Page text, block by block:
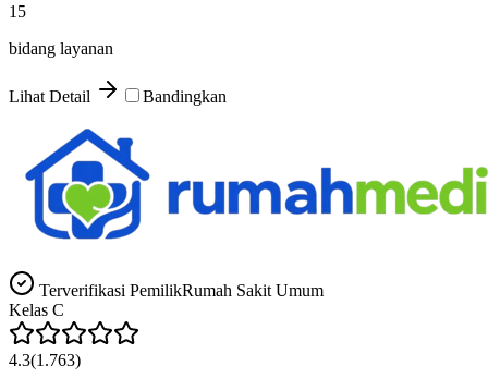
15
bidang layanan
Lihat Detail Bandingkan
Terverifikasi PemilikRumah Sakit Umum
Kelas C
4.3(1.763)